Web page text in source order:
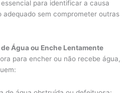
para identificar a causa
adequado sem comprometer outras
Água ou Enche Lentamente
para encher ou não recebe água,